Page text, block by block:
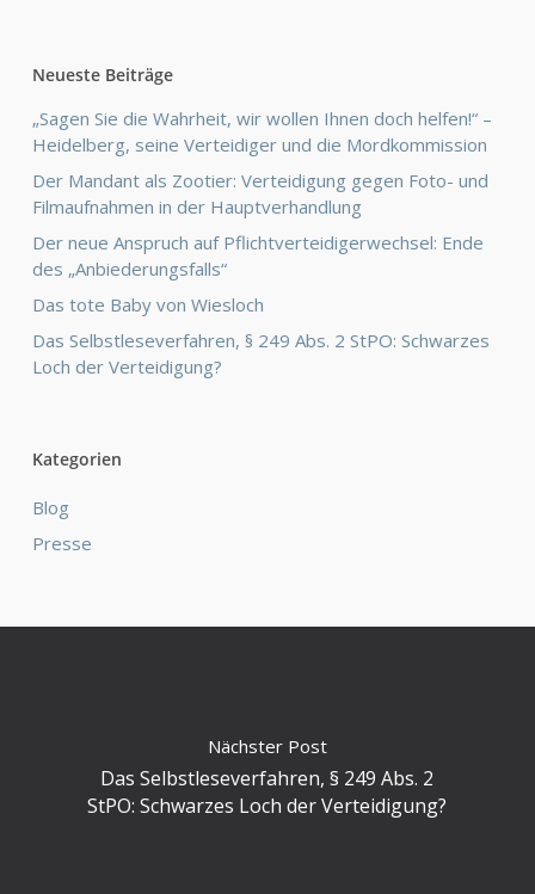
Neueste Beiträge
„Sagen Sie die Wahrheit, wir wollen Ihnen doch helfen!“ –
Heidelberg, seine Verteidiger und die Mordkommission
Der Mandant als Zootier: Verteidigung gegen Foto- und
Filmaufnahmen in der Hauptverhandlung
Der neue Anspruch auf Pflichtverteidigerwechsel: Ende
des „Anbiederungsfalls“
Das tote Baby von Wiesloch
Das Selbstleseverfahren, § 249 Abs. 2 StPO: Schwarzes
Loch der Verteidigung?
Kategorien
Blog
Presse
Nächster Post
Das Selbstleseverfahren, § 249 Abs. 2
StPO: Schwarzes Loch der Verteidigung?